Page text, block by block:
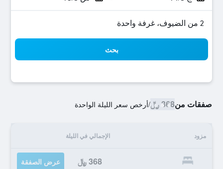
2 من الضيوف، غرفة واحدة
بحث
صفقات من368 ﷼ /أرخص سعر الليلة الواحدة
مزود الإجمالي في الليلة
368 ﷼ عرض الصفقة